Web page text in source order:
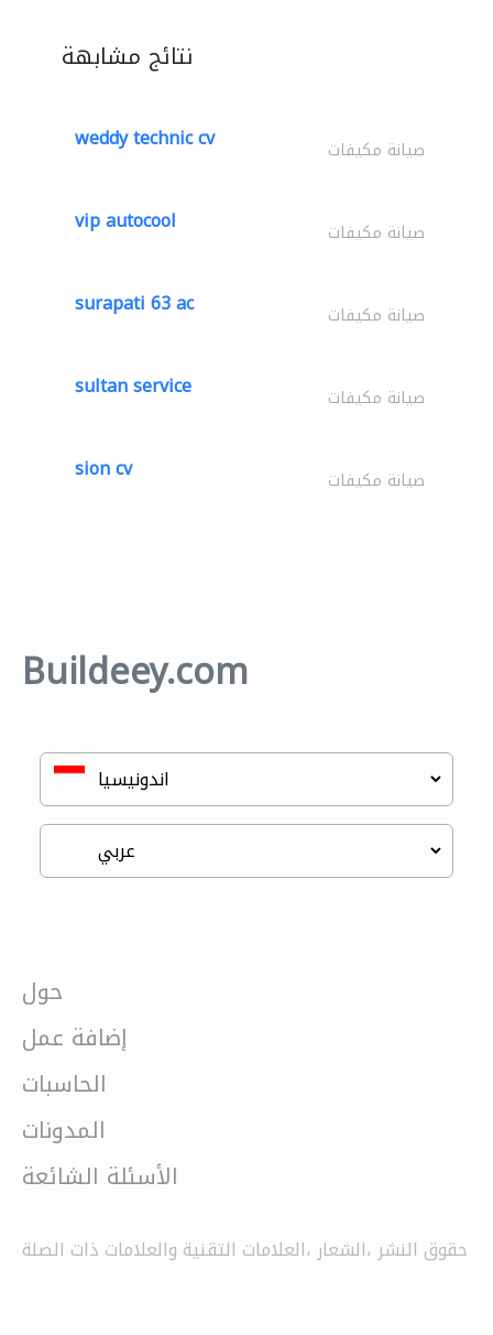
نتائج مشابهة
weddy technic cv صيانة مكيفات
vip autocool صيانة مكيفات
surapati 63 ac صيانة مكيفات
sultan service صيانة مكيفات
sion cv صيانة مكيفات
Buildeey.com
حول
إضافة عمل
الحاسبات
المدونات
الأسئلة الشائعة
حقوق النشر ،الشعار ،العلامات التقنية والعلامات ذات الصلة